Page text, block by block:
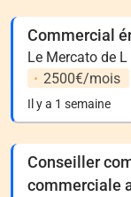
Commercial
Le Mercato de
2500€/mois
Il y a 1 semaine
Conseiller
commerciale